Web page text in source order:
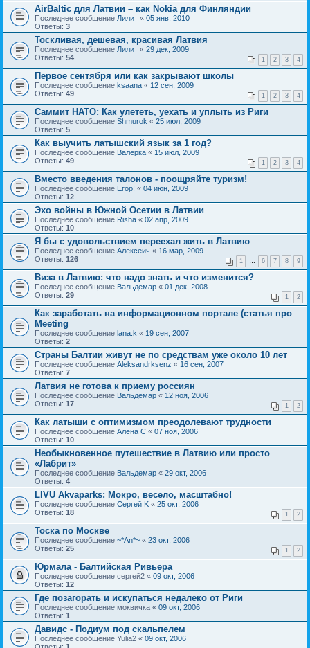
AirBaltic для Латвии – как Nokia для Финляндии
Последнее сообщение Лилит « 05 янв, 2010
Ответы: 3
Тоскливая, дешевая, красивая Латвия
Последнее сообщение Лилит « 29 дек, 2009
Ответы: 54 1 2 3 4
Первое сентября или как закрывают школы
Последнее сообщение ksaana « 12 сен, 2009
Ответы: 49 1 2 3 4
Саммит НАТО: Как улететь, уехать и уплыть из Риги
Последнее сообщение Shmurok « 25 июл, 2009
Ответы: 5
Как выучить латышский язык за 1 год?
Последнее сообщение Валерка « 15 июл, 2009
Ответы: 49 1 2 3 4
Вместо введения талонов - поощряйте туризм!
Последнее сообщение Егор! « 04 июн, 2009
Ответы: 12
Эхо войны в Южной Осетии в Латвии
Последнее сообщение Risha « 02 апр, 2009
Ответы: 10
Я бы с удовольствием переехал жить в Латвию
Последнее сообщение Алексеич « 16 мар, 2009
Ответы: 126 1 6 7 8 9
Виза в Латвию: что надо знать и что изменится?
Последнее сообщение Вальдемар « 01 дек, 2008
Ответы: 29 1 2
Как заработать на информационном портале (статья про
Meeting
Последнее сообщение lana.k « 19 сен, 2007
Ответы: 2
Страны Балтии живут не по средствам уже около 10 лет
Последнее сообщение Aleksandrksenz « 16 сен, 2007
Ответы: 7
Латвия не готова к приему россиян
Последнее сообщение Вальдемар « 12 ноя, 2006
Ответы: 17 1 2
Как латыши с оптимизмом преодолевают трудности
Последнее сообщение Алена С « 07 ноя, 2006
Ответы: 10
Необыкновенное путешествие в Латвию или просто
«Лабрит»
Последнее сообщение Вальдемар « 29 окт, 2006
Ответы: 4
LIVU Akvaparks: Мокро, весело, масштабно!
Последнее сообщение Сергей K « 25 окт, 2006
Ответы: 18 1 2
Тоска по Москве
Последнее сообщение ~*An*~ « 23 окт, 2006
Ответы: 25 1 2
Юрмала - Балтийская Ривьера
Последнее сообщение сергей2 « 09 окт, 2006
Ответы: 12
Где позагорать и искупаться недалеко от Риги
Последнее сообщение моквичка « 09 окт, 2006
Ответы: 1
Давидс - Подиум под скальпелем
Последнее сообщение Yulia2 « 09 окт, 2006